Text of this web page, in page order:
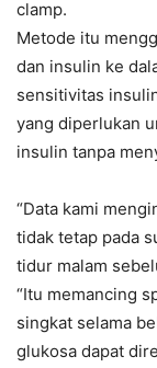
clamp.
Metode itu
dan insulin ke
sensitivitas
yang diperlukan
insulin tanpa
“Data kami
tidak tetap pada
tidur malam
“Itu memancing
singkat selama
glukosa dapat